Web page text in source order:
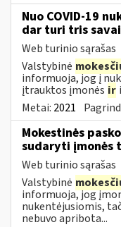
Nuo COVID-19
dar turi tris
Web turinio sąrašas
Valstybinė
informuoja, jog į
įtrauktos įmonės ir
Metai: 2021
Mokestinės
sudaryti įmonės
Web turinio sąrašas
Valstybinė
informuoja, jog
nukentėjusiomis,
nebuvo apribota...